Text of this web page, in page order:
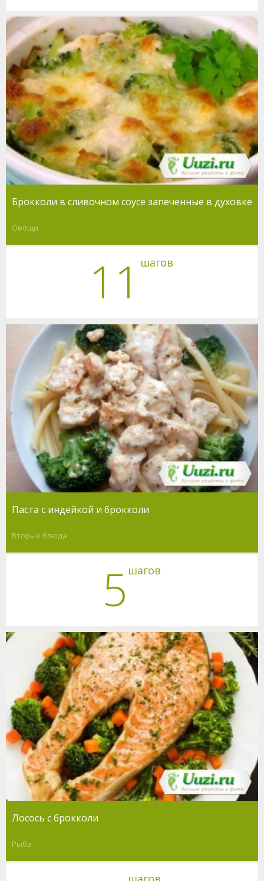
Брокколи в сливочном соусе запеченные в духовке
Овощи
11 шагов
Паста с индейкой и брокколи
Вторые блюда
5 шагов
Лосось с брокколи
Рыба